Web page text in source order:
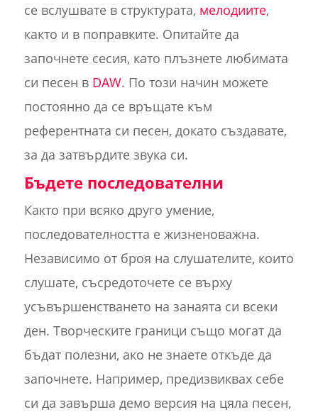
се вслушвате в структурата, мелодиите,
както и в поправките. Опитайте да
започнете сесия, като плъзнете любимата
си песен в DAW. По този начин можете
постоянно да се връщате към
референтната си песен, докато създавате,
за да затвърдите звука си.
Бъдете последователни
Както при всяко друго умение,
последователността е жизненоважна.
Независимо от броя на слушателите, които
слушате, съсредоточете се върху
усъвършенстването на занаята си всеки
ден. Творческите граници също могат да
бъдат полезни, ако не знаете откъде да
започнете. Например, предизвиквах себе
си да завърша демо версия на цяла песен,